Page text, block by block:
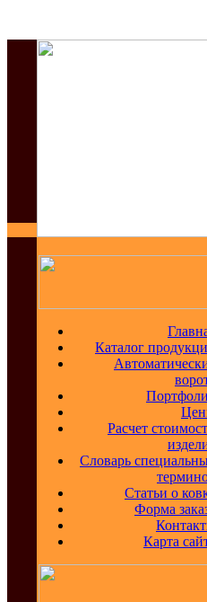
Каталог
Расчет
Словарь
Статьи о
Форма
Карта